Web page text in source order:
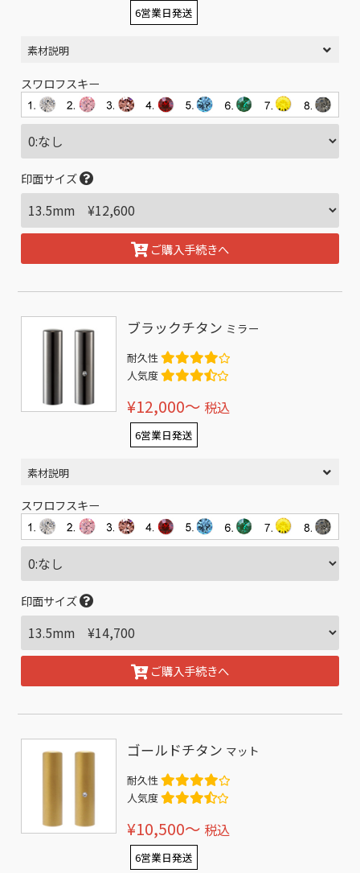
6営業日発送
素材説明
スワロフスキー
印面サイズ
ご購入手続きへ
ブラックチタン ミラー
耐久性
人気度
¥12,000〜 税込
6営業日発送
素材説明
スワロフスキー
印面サイズ
ご購入手続きへ
ゴールドチタン マット
耐久性
人気度
¥10,500〜 税込
6営業日発送